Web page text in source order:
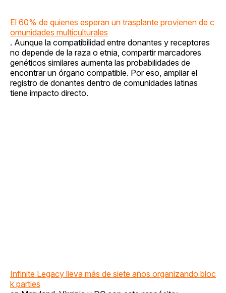
El 60% de quienes esperan un trasplante provienen de c
omunidades multiculturales
. Aunque la compatibilidad entre donantes y receptores
no depende de la raza o etnia, compartir marcadores
genéticos similares aumenta las probabilidades de
encontrar un órgano compatible. Por eso, ampliar el
registro de donantes dentro de comunidades latinas
tiene impacto directo.
Infinite Legacy lleva más de siete años organizando bloc
k parties